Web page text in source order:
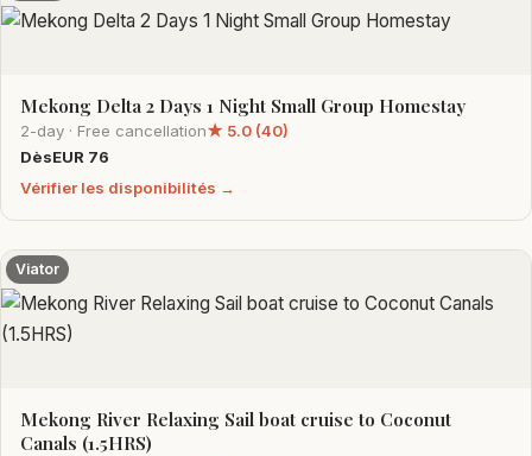
Mekong Delta 2 Days 1 Night Small Group Homestay
2-day · Free cancellation★ 5.0 (40)
DèsEUR 76
Vérifier les disponibilités →
Viator
Mekong River Relaxing Sail boat cruise to Coconut
Canals (1.5HRS)